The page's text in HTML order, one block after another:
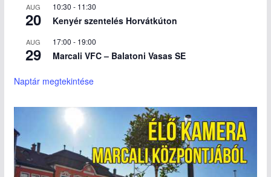
AUG
20
10:30 - 11:30
Kenyér szentelés Horvátkúton
AUG
29
17:00 - 19:00
Marcali VFC – Balatoni Vasas SE
Naptár megtekintése